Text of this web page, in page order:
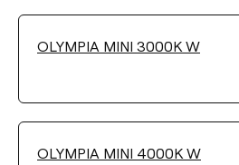
LICHTSTROM
Wählen
OLYMPIA MINI 3000K W
OLYMPIA MINI 4000K W